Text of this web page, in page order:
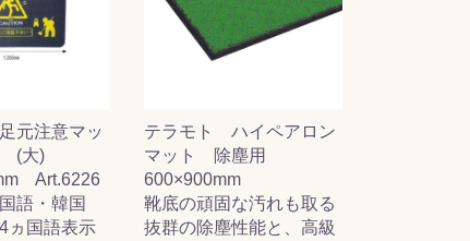
元注意マッ
(大)
Art.6226
語・韓国
国語表示
テラモト ハイペアロン
マット 除塵用
600×900mm
靴底の頑固な汚れも取る
抜群の除塵性能と、高級